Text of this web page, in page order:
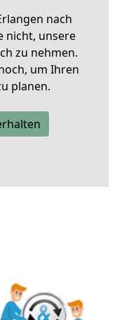
nach
nicht, unsere
zu nehmen.
um Ihren
planen.